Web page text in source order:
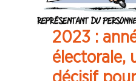
2023 :
électorale,